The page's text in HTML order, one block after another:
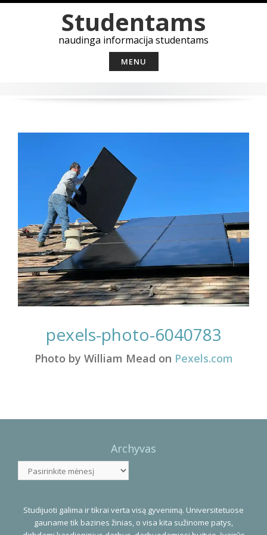
to
content
Studentams
naudinga informacija studentams
MENU
pexels-photo-6040783
Photo by William Mead on Pexels.com
Navigation
Archyvas
Studijuoti galima ir tikrai verta visą gyvenimą. Universitetuose
gauname tik bazines žinias, o visa kita sužinome patys,